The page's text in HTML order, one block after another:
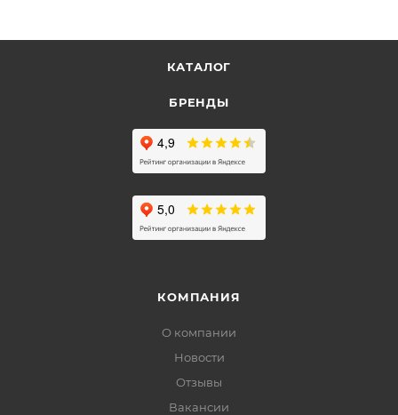
КАТАЛОГ
БРЕНДЫ
КОМПАНИЯ
О компании
Новости
Отзывы
Вакансии